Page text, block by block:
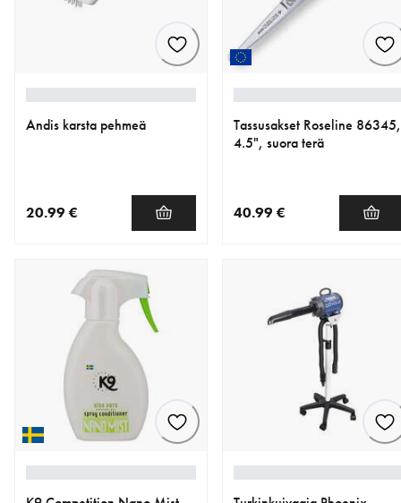
Andis karsta pehmeä
20.99 €
Tassusakset Roseline 86345,
4.5", suora terä
40.99 €